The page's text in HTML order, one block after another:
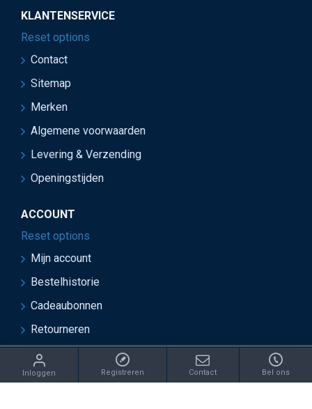
KLANTENSERVICE
Reset options
Contact
Sitemap
Merken
Algemene voorwaarden
Levering & Verzending
Openingstijden
ACCOUNT
Reset options
Mijn account
Bestelhistorie
Cadeaubonnen
Retourneren
2021 Juwelier van Soest - Ontwikkeld door OnlineBouwers
Inloggen Registreren Contact Bel ons